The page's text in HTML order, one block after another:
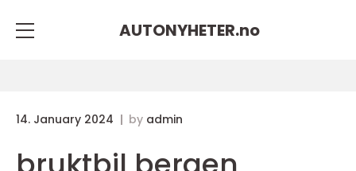
AUTONYHETER.no
14. January 2024 by admin